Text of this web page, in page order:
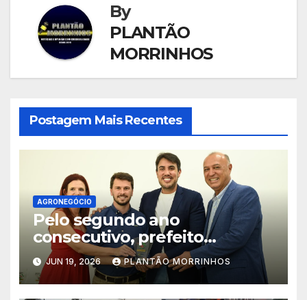
By
PLANTÃO
MORRINHOS
Postagem Mais Recentes
AGRONEGÓCIO
Pelo segundo ano
consecutivo, prefeito
Maycllyn Carreiro recebe
Prêmio Prefeito Amigo da
Agricultura Familiar
JUN 19, 2026 PLANTÃO MORRINHOS